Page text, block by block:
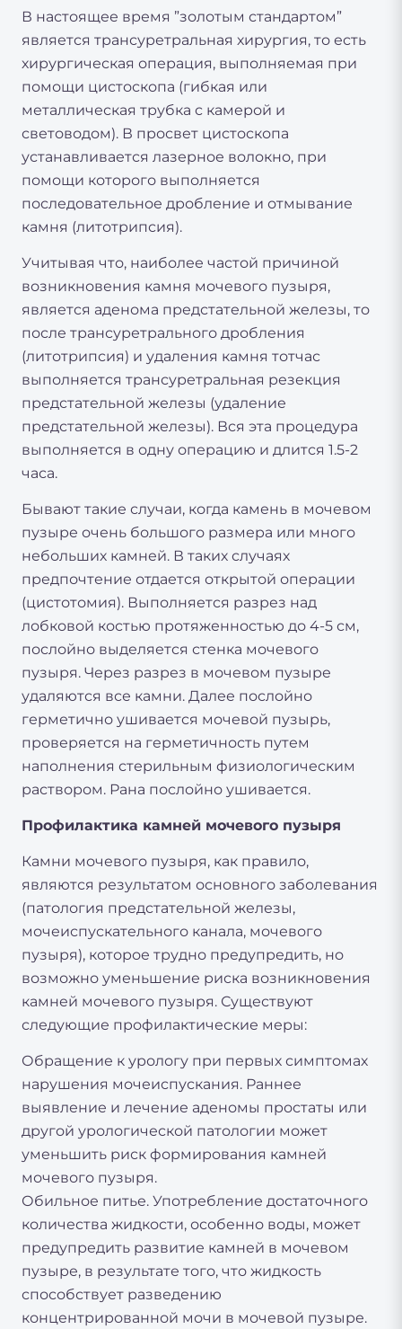
В настоящее время ”золотым стандартом”
является трансуретральная хирургия, то есть
хирургическая операция, выполняемая при
помощи цистоскопа (гибкая или
металлическая трубка с камерой и
световодом). В просвет цистоскопа
устанавливается лазерное волокно, при
помощи которого выполняется
последовательное дробление и отмывание
камня (литотрипсия).
Учитывая что, наиболее частой причиной
возникновения камня мочевого пузыря,
является аденома предстательной железы, то
после трансуретрального дробления
(литотрипсия) и удаления камня тотчас
выполняется трансуретральная резекция
предстательной железы (удаление
предстательной железы). Вся эта процедура
выполняется в одну операцию и длится 1.5-2
часа.
Бывают такие случаи, когда камень в мочевом
пузыре очень большого размера или много
небольших камней. В таких случаях
предпочтение отдается открытой операции
(цистотомия). Выполняется разрез над
лобковой костью протяженностью до 4-5 см,
послойно выделяется стенка мочевого
пузыря. Через разрез в мочевом пузыре
удаляются все камни. Далее послойно
герметично ушивается мочевой пузырь,
проверяется на герметичность путем
наполнения стерильным физиологическим
раствором. Рана послойно ушивается.
Профилактика камней мочевого пузыря
Камни мочевого пузыря, как правило,
являются результатом основного заболевания
(патология предстательной железы,
мочеиспускательного канала, мочевого
пузыря), которое трудно предупредить, но
возможно уменьшение риска возникновения
камней мочевого пузыря. Существуют
следующие профилактические меры:
Обращение к урологу при первых симптомах
нарушения мочеиспускания. Раннее
выявление и лечение аденомы простаты или
другой урологической патологии может
уменьшить риск формирования камней
мочевого пузыря.
Обильное питье. Употребление достаточного
количества жидкости, особенно воды, может
предупредить развитие камней в мочевом
пузыре, в результате того, что жидкость
способствует разведению
концентрированной мочи в мочевой пузыре.